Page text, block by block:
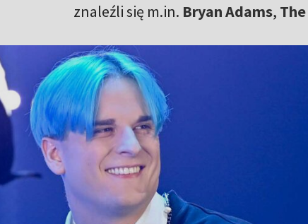
znaleźli się m.in. Bryan Adams,